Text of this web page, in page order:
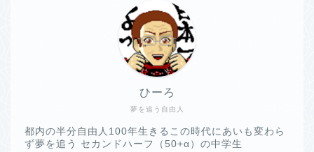
夢を追う自由人
ひーろ
都内の半分自由人100年生きるこの時代にあいも変わら
ず夢を追う セカンドハーフ（50+α）の中学生